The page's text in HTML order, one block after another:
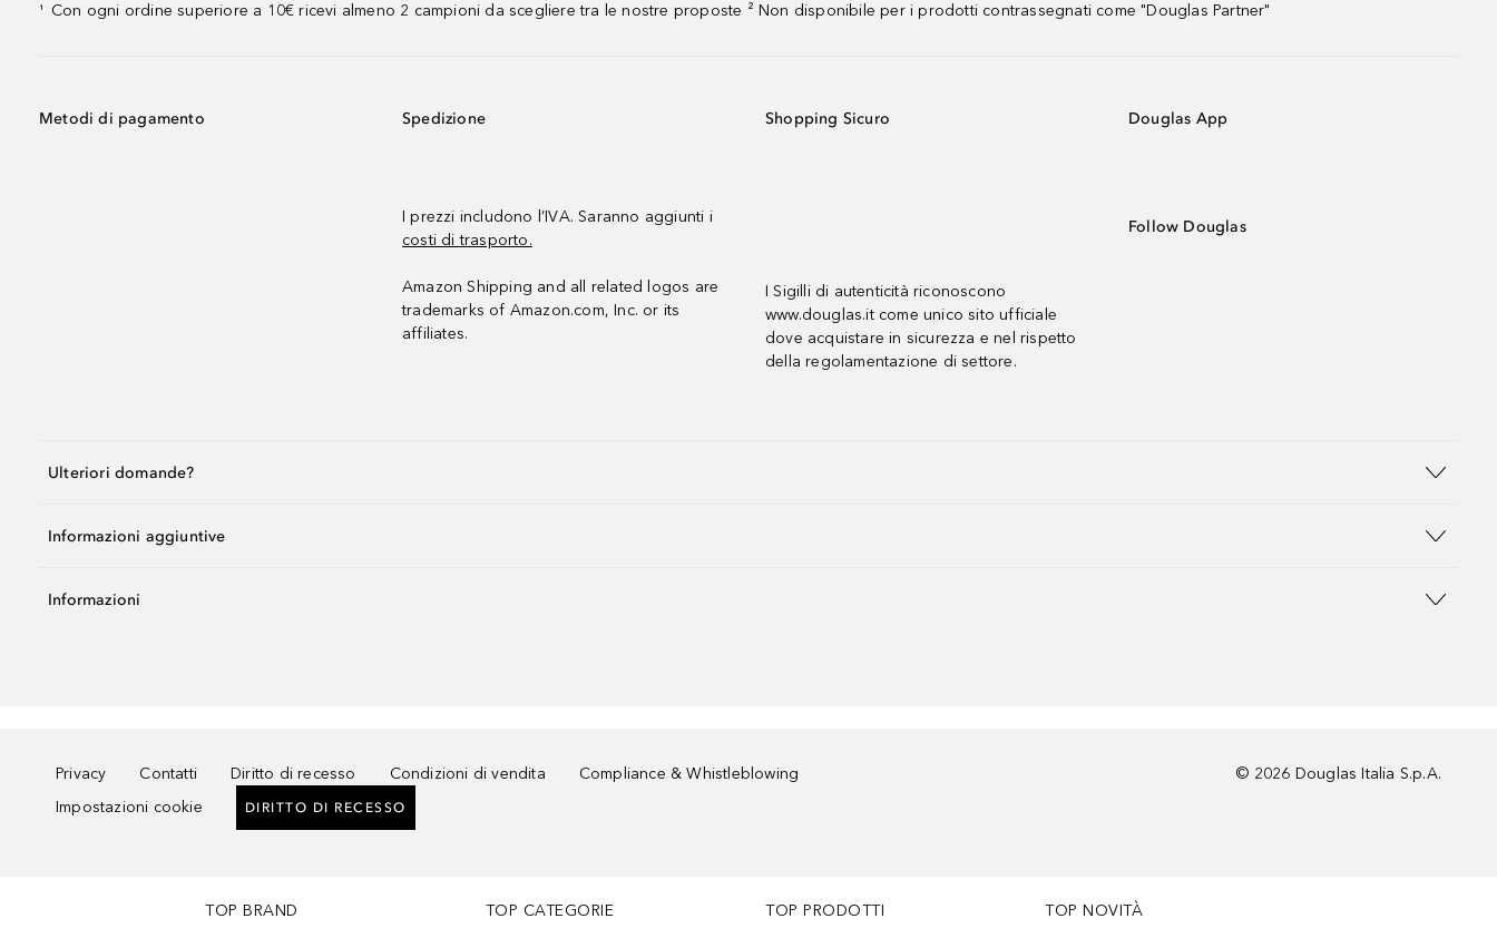
¹ Con ogni ordine superiore a 10€ ricevi almeno 2 campioni da scegliere tra le nostre proposte ² Non disponibile per i prodotti contrassegnati come "Douglas Partner"
Metodi di pagamento Spedizione
I prezzi includono l’IVA. Saranno aggiunti i
costi di trasporto.
Amazon Shipping and all related logos are
trademarks of Amazon.com, Inc. or its
affiliates.
Shopping Sicuro
I Sigilli di autenticità riconoscono
www.douglas.it come unico sito ufficiale
dove acquistare in sicurezza e nel rispetto
della regolamentazione di settore.
Douglas App
Follow Douglas
Ulteriori domande?
Informazioni aggiuntive
Informazioni
Privacy Contatti Diritto di recesso Condizioni di vendita
Compliance & Whistleblowing
Impostazioni cookie
DIRITTO DI RECESSO
© 2026 Douglas Italia S.p.A.
TOP BRAND TOP CATEGORIE TOP PRODOTTI TOP NOVITÀ